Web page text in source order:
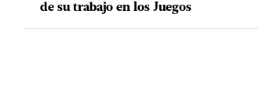
de su trabajo en los Juegos